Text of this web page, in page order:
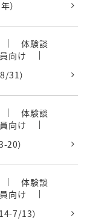
）
体験談
向け
31）
体験談
向け
20）
体験談
向け
7/13）